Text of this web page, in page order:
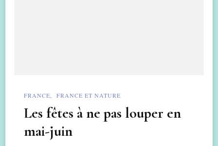
FRANCE FRANCE ET NATURE
Les fêtes à ne pas louper en
mai-juin